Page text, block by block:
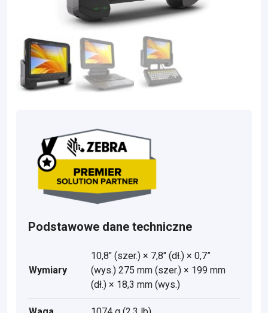
Podstawowe dane techniczne
Wymiary
10,8" (szer.) × 7,8" (dł.) × 0,7”
(wys.) 275 mm (szer.) × 199 mm
(dł.) × 18,3 mm (wys.)